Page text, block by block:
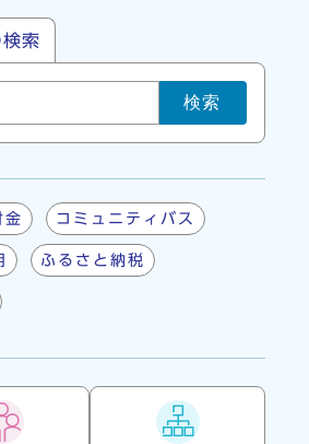
索
検索
金 コミュニティバス
ふるさと納税